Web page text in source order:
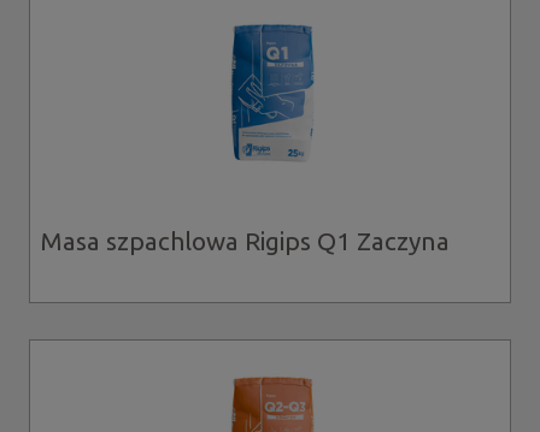
Masa szpachlowa Rigips Q1 Zaczyna